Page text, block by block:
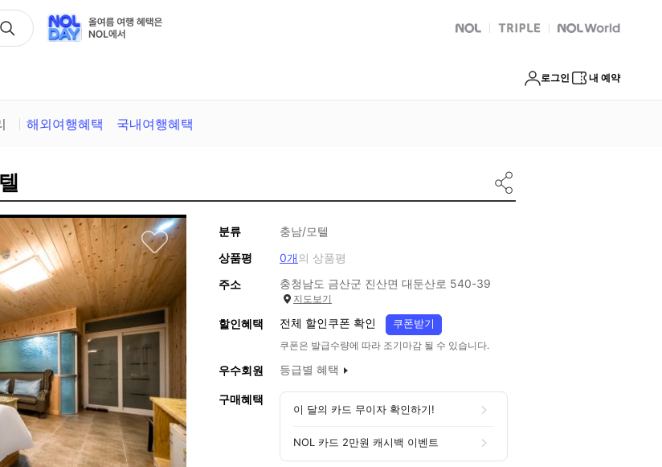
NOL 트리플 Global Interpark
로그인 내 예약
해외여행혜택 국내여행혜택
분류
충남/모텔
상품평
0개의 상품평
주소
충청남도 금산군 진산면 대둔산로 540-39
지도보기
할인혜택 전체 할인쿠폰 확인 쿠폰받기
쿠폰은 발급수량에 따라 조기마감 될 수 있습니다.
우수회원 등급별 혜택
구매혜택
이 달의 카드 무이자 확인하기!
NOL 카드 2만원 캐시백 이벤트